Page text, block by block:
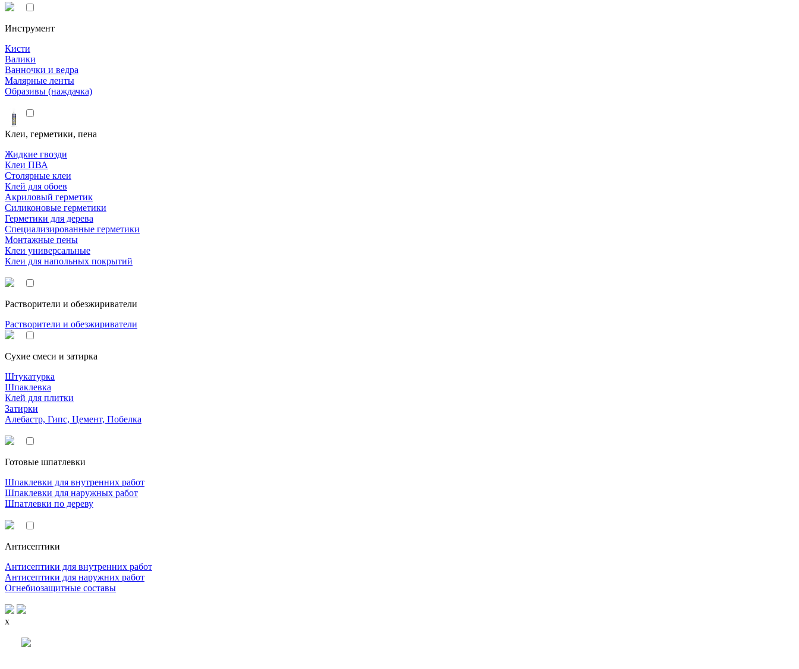
Инструмент
Кисти
Валики
Ванночки и ведра
Малярные ленты
Образивы (наждачка)
Клеи, герметики, пена
Жидкие гвозди
Клеи ПВА
Столярные клеи
Клей для обоев
Акриловый герметик
Силиконовые герметики
Герметики для дерева
Специализированные герметики
Монтажные пены
Клеи универсальные
Клеи для напольных покрытий
Растворители и обезжириватели
Растворители и обезжириватели
Сухие смеси и затирка
Штукатурка
Шпаклевка
Клей для плитки
Затирки
Алебастр, Гипс, Цемент, Побелка
Готовые шпатлевки
Шпаклевки для внутренних работ
Шпаклевки для наружных работ
Шпатлевки по дереву
Антисептики
Антисептики для внутренних работ
Антисептики для наружних работ
Огнебиозащитные составы
x